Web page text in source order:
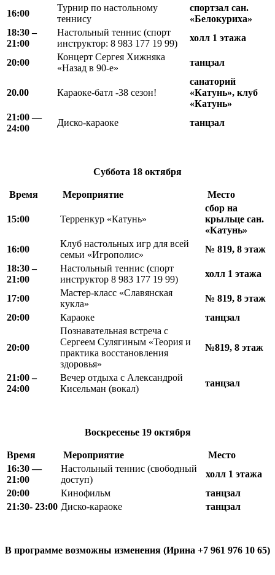
16:00
Турнир по настольному
теннису
спортзал сан.
«Белокуриха»
18:30 –
21:00
Настольный теннис (спорт
инструктор: 8 983 177 19 99)
холл 1 этажа
20:00
Концерт Сергея Хижняка
«Назад в 90-е»
танцзал
20.00 Караоке-батл -38 сезон!
санаторий
«Катунь», клуб
«Катунь»
21:00 —
24:00
Диско-караоке танцзал
Суббота 18 октября
Время Мероприятие Место
15:00 Терренкур «Катунь»
сбор на
крыльце сан.
«Катунь»
16:00
Клуб настольных игр для всей
семьи «Игрополис»
№ 819, 8 этаж
18:30 –
21:00
Настольный теннис (спорт
инструктор 8 983 177 19 99)
холл 1 этажа
17:00
Мастер-класс «Славянская
кукла»
№ 819, 8 этаж
20:00
Караоке танцзал
20:00
Познавательная встреча с
Сергеем Сулягиным «Теория и
практика восстановления
здоровья»
№819, 8 этаж
21:00 –
24:00
Вечер отдыха с Александрой
Кисельман (вокал)
танцзал
Воскресенье 19 октября
Время Мероприятие
Место
16:30 —
21:00
Настольный теннис (свободный
доступ)
холл 1 этажа
20:00 Кинофильм
танцзал
21:30- 23:00 Диско-караоке танцзал
В программе возможны изменения (Ирина +7 961 976 10 65)